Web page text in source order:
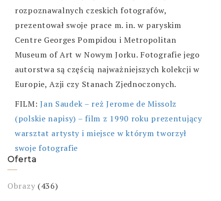
rozpoznawalnych czeskich fotografów,
prezentował swoje prace m. in. w paryskim
Centre Georges Pompidou i Metropolitan
Museum of Art w Nowym Jorku. Fotografie jego
autorstwa są częścią najważniejszych kolekcji w
Europie, Azji czy Stanach Zjednoczonych.
FILM:Jan Saudek – reż Jerome de Missolz
(polskie napisy) – film z 1990 roku prezentujący
warsztat artysty i miejsce w którym tworzył
swoje fotografie
Oferta
Obrazy (436)